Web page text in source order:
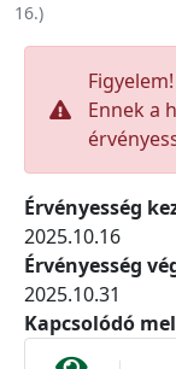
16.)
Figyelem!
Ennek a
Érvényesség
2025.10.16
Érvényesség
2025.10.31
Kapcsolódó